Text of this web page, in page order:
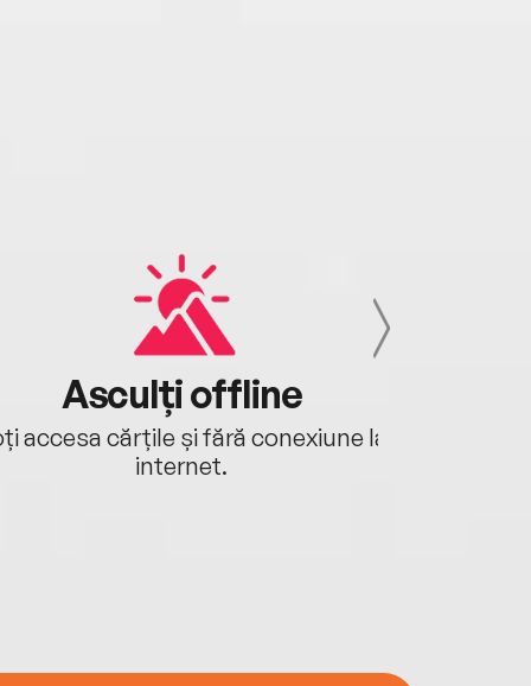
Asculți offline
accesa cărțile și fără conexiune la
internet.